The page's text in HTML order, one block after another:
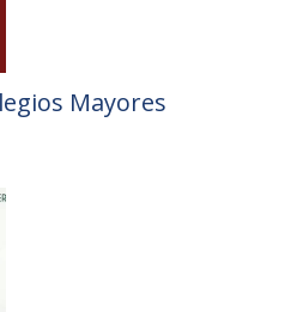
Mayores